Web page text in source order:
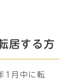
居する方
1月中に転